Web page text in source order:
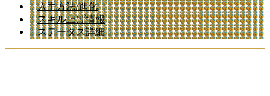
入手方法/進化
スキル上げ情報
ステータス詳細